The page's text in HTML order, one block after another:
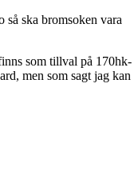
så ska bromsoken vara
som tillval på 170hk-
men som sagt jag kan